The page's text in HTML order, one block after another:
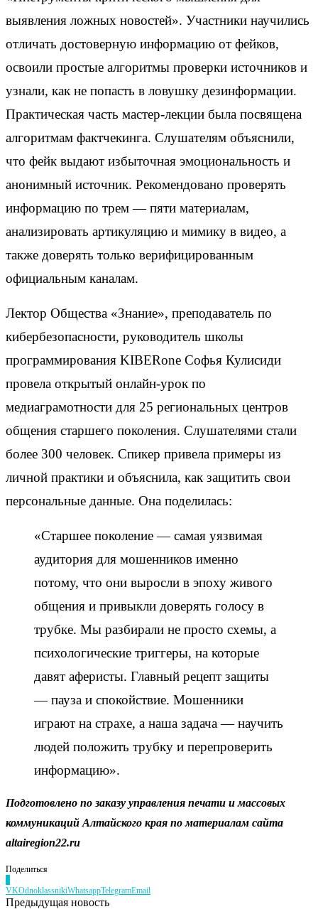
выявления ложных новостей». Участники научились
отличать достоверную информацию от фейков,
освоили простые алгоритмы проверки источников и
узнали, как не попасть в ловушку дезинформации.
Практическая часть мастер-лекции была посвящена
алгоритмам фактчекинга. Слушателям объяснили,
что фейк выдают избыточная эмоциональность и
анонимный источник. Рекомендовано проверять
информацию по трем — пяти материалам,
анализировать артикуляцию и мимику в видео, а
также доверять только верифицированным
официальным каналам.
Лектор Общества «Знание», преподаватель по
кибербезопасности, руководитель школы
программирования KIBERone Софья Кулисиди
провела открытый онлайн-урок по
медиаграмотности для 25 региональных центров
общения старшего поколения. Слушателями стали
более 300 человек. Спикер привела примеры из
личной практики и объяснила, как защитить свои
персональные данные. Она поделилась:
«Старшее поколение — самая уязвимая
аудитория для мошенников именно
потому, что они выросли в эпоху живого
общения и привыкли доверять голосу в
трубке. Мы разбирали не просто схемы, а
психологические триггеры, на которые
давят аферисты. Главный рецепт защиты
— пауза и спокойствие. Мошенники
играют на страхе, а наша задача — научить
людей положить трубку и перепроверить
информацию».
Подготовлено по заказу управления печати и массовых
коммуникаций Алтайского края по материалам сайта
altairegion22.ru
Поделиться
VKOdnoklassnikiWhatsappTelegramEmail
Предыдущая новость